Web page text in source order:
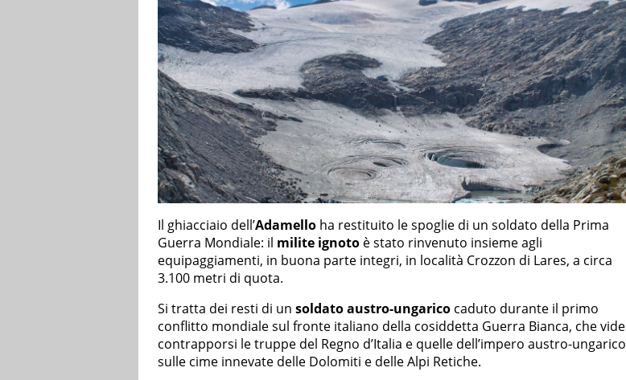
Il ghiacciaio dell’Adamello ha restituito le spoglie di un soldato della Prima
Guerra Mondiale: il milite ignoto è stato rinvenuto insieme agli
equipaggiamenti, in buona parte integri, in località Crozzon di Lares, a circa
3.100 metri di quota.
Si tratta dei resti di un soldato austro-ungarico caduto durante il primo
conflitto mondiale sul fronte italiano della cosiddetta Guerra Bianca, che vide
contrapporsi le truppe del Regno d’Italia e quelle dell’impero austro-ungarico
sulle cime innevate delle Dolomiti e delle Alpi Retiche.